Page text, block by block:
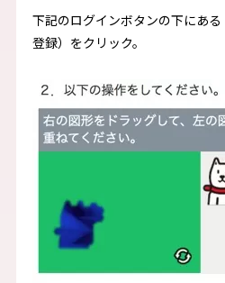
下記のログインボタンの下にあ
登録）をクリック。